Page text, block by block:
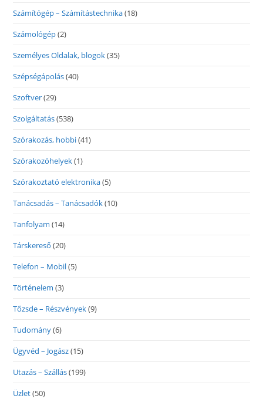
Számítógép – Számítástechnika(18)
Számológép(2)
Személyes Oldalak, blogok(35)
Szépségápolás(40)
Szoftver(29)
Szolgáltatás(538)
Szórakozás, hobbi(41)
Szórakozóhelyek(1)
Szórakoztató elektronika(5)
Tanácsadás – Tanácsadók(10)
Tanfolyam (14)
Társkereső (20)
Telefon – Mobil(5)
Történelem (3)
Tőzsde – Részvények(9)
Tudomány(6)
Ügyvéd – Jogász(15)
Utazás – Szállás(199)
Üzlet(50)